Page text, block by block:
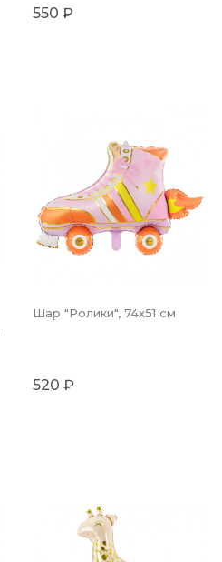
550 ₽
Шар "Ролики", 74х51 см
520 ₽